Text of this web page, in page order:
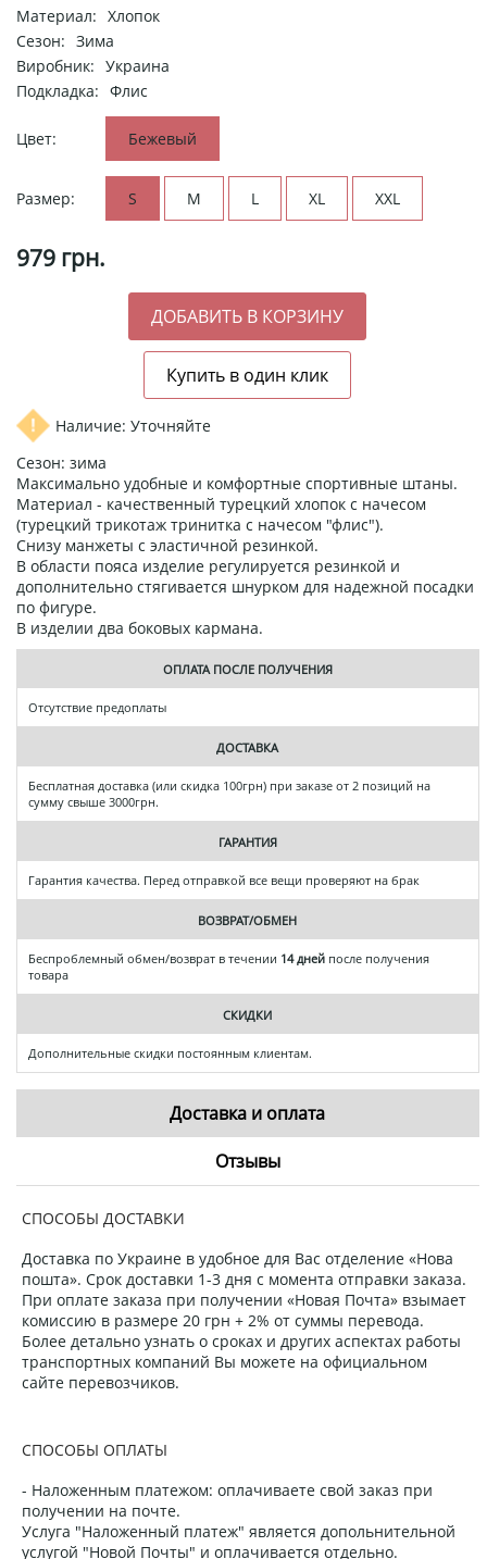
Материал: Хлопок
Сезон: Зима
Виробник: Украина
Подкладка: Флис
Цвет: Бежевый
Размер: S M L XL XXL
979 грн.
Наличие: Уточняйте
Сезон: зима
Максимально удобные и комфортные спортивные штаны.
Материал - качественный турецкий хлопок с начесом
(турецкий трикотаж тринитка с начесом "флис").
Снизу манжеты с эластичной резинкой.
В области пояса изделие регулируется резинкой и
дополнительно стягивается шнурком для надежной посадки
по фигуре.
В изделии два боковых кармана.
ОПЛАТА ПОСЛЕ ПОЛУЧЕНИЯ
Отсутствие предоплаты
ДОСТАВКА
Бесплатная доставка (или скидка 100грн) при заказе от 2 позиций на
сумму свыше 3000грн.
ГАРАНТИЯ
Гарантия качества. Перед отправкой все вещи проверяют на брак
ВОЗВРАТ/ОБМЕН
Беспроблемный обмен/возврат в течении 14 дней после получения
товара
СКИДКИ
Дополнительные скидки постоянным клиентам.
Доставка и оплата
Отзывы
СПОСОБЫ ДОСТАВКИ
Доставка по Украине в удобное для Вас отделение «Нова
пошта». Срок доставки 1-3 дня с момента отправки заказа.
При оплате заказа при получении «Новая Почта» взымает
комиссию в размере 20 грн + 2% от суммы перевода.
Более детально узнать о сроках и других аспектах работы
транспортных компаний Вы можете на официальном
сайте перевозчиков.
СПОСОБЫ ОПЛАТЫ
- Наложенным платежом: оплачиваете свой заказ при
получении на почте.
Услуга "Наложенный платеж" является допольнительной
услугой "Новой Почты" и оплачивается отдельно.